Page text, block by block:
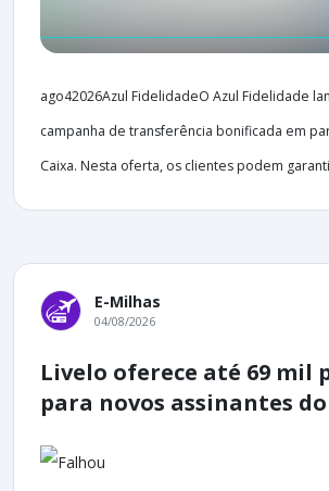
ago42026Azul FidelidadeO Azul Fidelidade
campanha de transferência bonificada em
Caixa. Nesta oferta, os clientes podem
E-Milhas
04/08/2026
Livelo oferece até 69 mil
para novos assinantes